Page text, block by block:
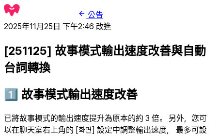
公告
2025年11月25日 下午2:46 改進
[251125] 故事模式輸出速度改善與自動
台詞轉換
1️⃣ 故事模式輸出速度改善
已將故事模式的輸出速度提升為原本的約 3 倍。 另外，您可
以在聊天室右上角的 [화면] 設定中調整輸出速度， 最多可設